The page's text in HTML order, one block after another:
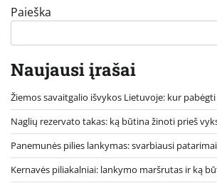
Paieška
Naujausi įrašai
Žiemos savaitgalio išvykos Lietuvoje: kur
Naglių rezervato takas: ką būtina žinoti prieš
Panemunės pilies lankymas: svarbiausi
Kernavės piliakalniai: lankymo maršrutas ir ką